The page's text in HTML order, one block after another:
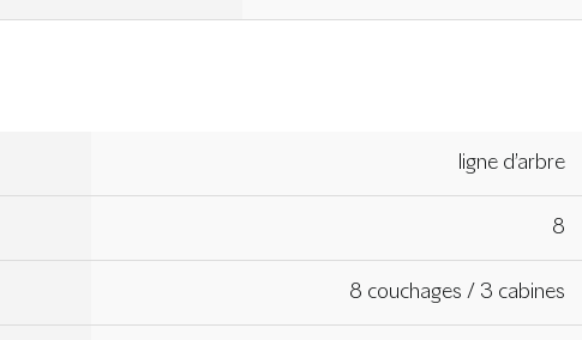
ligne d’arbre
8
8 couchages / 3 cabines